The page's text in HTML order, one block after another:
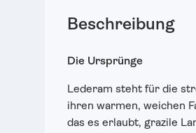
Beschreibung
Die Ursprünge
Lederam steht für die
ihren warmen, weichen
das es erlaubt, grazile